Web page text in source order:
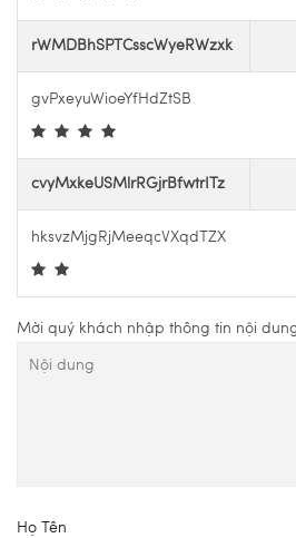
rWMDBhSPTCsscWyeRWzxk
gvPxeyuWioeYfHdZtSB
cvyMxkeUSMlrRGjrBfwtrITz
hksvzMjgRjMeeqcVXqdTZX
Mời quý khách nhập thông tin nội
Họ Tên